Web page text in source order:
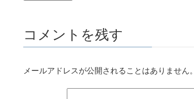
コメントを残す
メールアドレスが公開されることはありません。